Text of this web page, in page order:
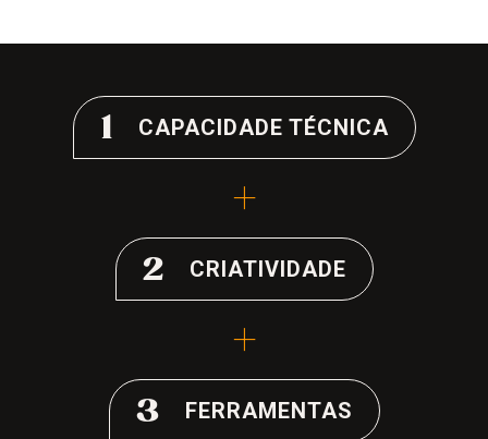
1 CAPACIDADE TÉCNICA
+
2 CRIATIVIDADE
+
3 FERRAMENTAS